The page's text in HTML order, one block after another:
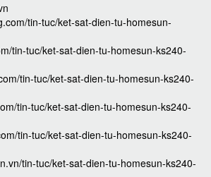
tin-tuc/ket-sat-dien-tu-homesun-
tin-tuc/ket-sat-dien-tu-homesun-ks240-
tin-tuc/ket-sat-dien-tu-homesun-ks240-
tin-tuc/ket-sat-dien-tu-homesun-ks240-
tin-tuc/ket-sat-dien-tu-homesun-ks240-
tin-tuc/ket-sat-dien-tu-homesun-ks240-